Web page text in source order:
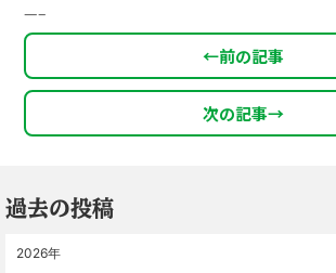
—–
←前の記事
次の記事→
過去の投稿
2026年